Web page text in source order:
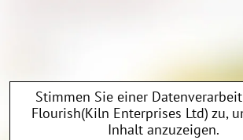
Stimmen Sie einer
Flourish(Kiln Enterprises Ltd) zu,
Inhalt anzuzeigen.